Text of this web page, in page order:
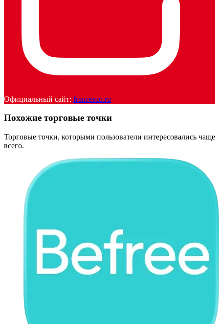
Официальный сайт: francesco.ru
Похожие торговые точки
Торговые точки, которыми пользователи интересовались чаще
всего.